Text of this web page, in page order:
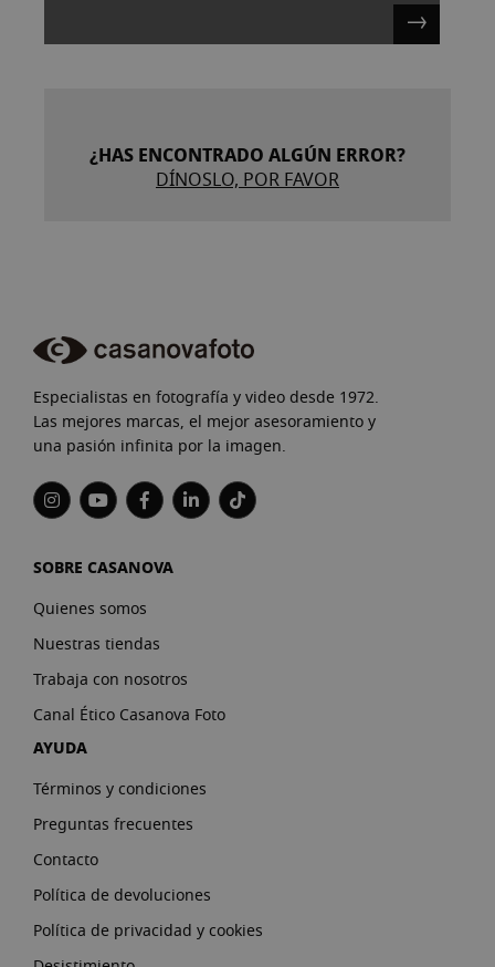
¿HAS ENCONTRADO ALGÚN ERROR?
DÍNOSLO, POR FAVOR
Especialistas en fotografía y video desde 1972.
Las mejores marcas, el mejor asesoramiento y
una pasión infinita por la imagen.
SOBRE CASANOVA
Quienes somos
Nuestras tiendas
Trabaja con nosotros
Canal Ético Casanova Foto
AYUDA
Términos y condiciones
Preguntas frecuentes
Contacto
Política de devoluciones
Política de privacidad y cookies